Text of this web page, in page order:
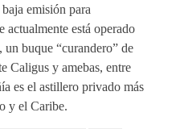
emisión para
actualmente está operado
buque “curandero” de
Caligus y amebas, entre
es el astillero privado más
y el Caribe.